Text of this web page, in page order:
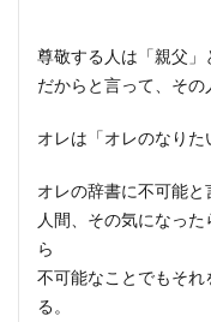
尊敬する人は「親父」
だからと言って、その
オレは「オレのなりた
オレの辞書に不可能と
人間、その気になっ
ら
不可能なことでもそ
る。